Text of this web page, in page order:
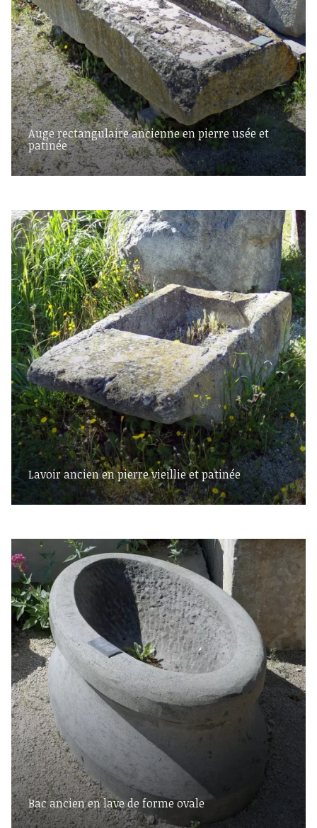
Auge rectangulaire ancienne en pierre usée et
patinée
Lavoir ancien en pierre vieillie et patinée
Bac ancien en lave de forme ovale